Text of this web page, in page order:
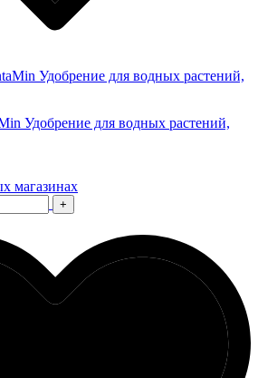
Удобрение для водных растений,
магазинах
+